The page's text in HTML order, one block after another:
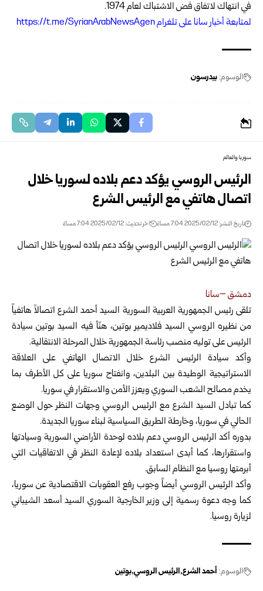
في انتهاك لاتفاق فض الاشتباك لعام 1974.
لمتابعة أخبار سانا على تلغرام https://t.me/SyrianArabNewsAgen
الوسوم:بيدرسون
سوريا والعالم
الرئيس الروسي يؤكد دعم بلاده لسوريا خلال
اتصال هاتفي مع الرئيس الشرع
تاريخ النشر: 2025/02/12 7:04 مساءً اخر تحديث: 2025/02/12 7:04 مساءً
دمشق –سانا
تلقى رئيس الجمهورية العربية السورية السيد أحمد الشرع اتصالاً هاتفياً
من نظيره الروسي السيد فلاديمير بوتين، هنّأ فيه السيد بوتين سيادة
الرئيس على توليه منصب رئاسة الجمهورية خلال المرحلة الانتقالية.
وأكد سيادة الرئيس الشرع خلال الاتصال الهاتفي على العلاقة
الاستراتيجية الوطيدة بين البلدين، وانفتاح سوريا على كل الأطرف بما
يخدم مصالح الشعب السوري ويعزز الأمن والاستقرار في سوريا.
كما تبادل السيد الشرع مع الرئيس الروسي وجهات النظر حول الوضع
الحالي في سوريا، وخارطة الطريق السياسية لبناء سوريا الجديدة.
بدوره أكد الرئيس الروسي دعم بلاده لوحدة الأراضي السورية وسيادتها
واستقرارها، كما أبدى استعداد بلاده لإعادة النظر في الاتفاقيات التي
أبرمتها روسيا مع النظام السابق.
وأكد الرئيس الروسي أيضاً وجوب رفع العقوبات الاقتصادية عن سوريا،
كما وجه دعوة رسمية إلى وزير الخارجية السوري السيد أسعد الشيباني
لزيارة روسيا.
الوسوم: أحمد الشرع الرئيس الروسي بوتين